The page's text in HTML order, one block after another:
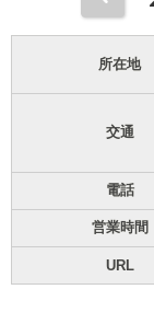
所在地
交通
電話
営業時間
URL